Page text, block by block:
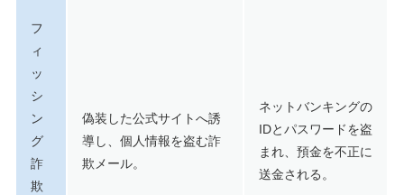
フ
ィ
ッ
シ
ン
グ
詐
欺
偽装した公式サイトへ誘
導し、個人情報を盗む詐
欺メール。
ネットバンキングの
IDとパスワードを盗
まれ、預金を不正に
送金される。